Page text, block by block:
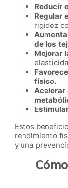
Reducir
Regular
rigidez
de los
Mejorar
físico.
Acelerar
Estos
rendimiento
y una